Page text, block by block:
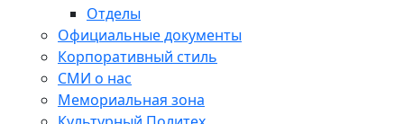
Отделы
Официальные документы
Корпоративный стиль
СМИ о нас
Мемориальная зона